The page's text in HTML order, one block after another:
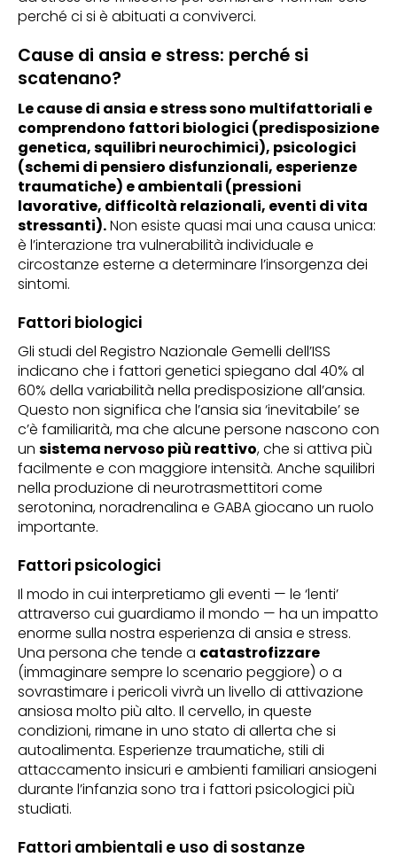
perché ci si è abituati a conviverci.
Cause di ansia e stress: perché si
scatenano?
Le cause di ansia e stress sono multifattoriali e
comprendono fattori biologici (predisposizione
genetica, squilibri neurochimici), psicologici
(schemi di pensiero disfunzionali, esperienze
traumatiche) e ambientali (pressioni
lavorative, difficoltà relazionali, eventi di vita
stressanti).Non esiste quasi mai una causa unica:
è l’interazione tra vulnerabilità individuale e
circostanze esterne a determinare l’insorgenza dei
sintomi.
Fattori biologici
Gli studi del Registro Nazionale Gemelli dell’ISS
indicano che i fattori genetici spiegano dal 40% al
60% della variabilità nella predisposizione all’ansia.
Questo non significa che l’ansia sia ‘inevitabile’ se
c’è familiarità, ma che alcune persone nascono con
un sistema nervoso più reattivo, che si attiva più
facilmente e con maggiore intensità. Anche squilibri
nella produzione di neurotrasmettitori come
serotonina, noradrenalina e GABA giocano un ruolo
importante.
Fattori psicologici
Il modo in cui interpretiamo gli eventi — le ‘lenti’
attraverso cui guardiamo il mondo — ha un impatto
enorme sulla nostra esperienza di ansia e stress.
Una persona che tende a catastrofizzare
(immaginare sempre lo scenario peggiore) o a
sovrastimare i pericoli vivrà un livello di attivazione
ansiosa molto più alto. Il cervello, in queste
condizioni, rimane in uno stato di allerta che si
autoalimenta. Esperienze traumatiche, stili di
attaccamento insicuri e ambienti familiari ansiogeni
durante l’infanzia sono tra i fattori psicologici più
studiati.
Fattori ambientali e uso di sostanze